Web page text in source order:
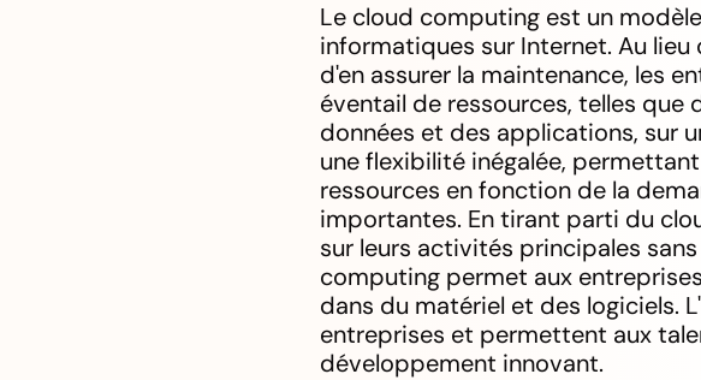
Le cloud computing est un
informatiques sur Internet. Au
d'en assurer la maintenance, les
éventail de ressources, telles que
données et des applications, sur
une flexibilité inégalée,
ressources en fonction de la
importantes. En tirant parti du
sur leurs activités principales
computing permet aux
dans du matériel et des logiciels.
entreprises et permettent aux
développement innovant.